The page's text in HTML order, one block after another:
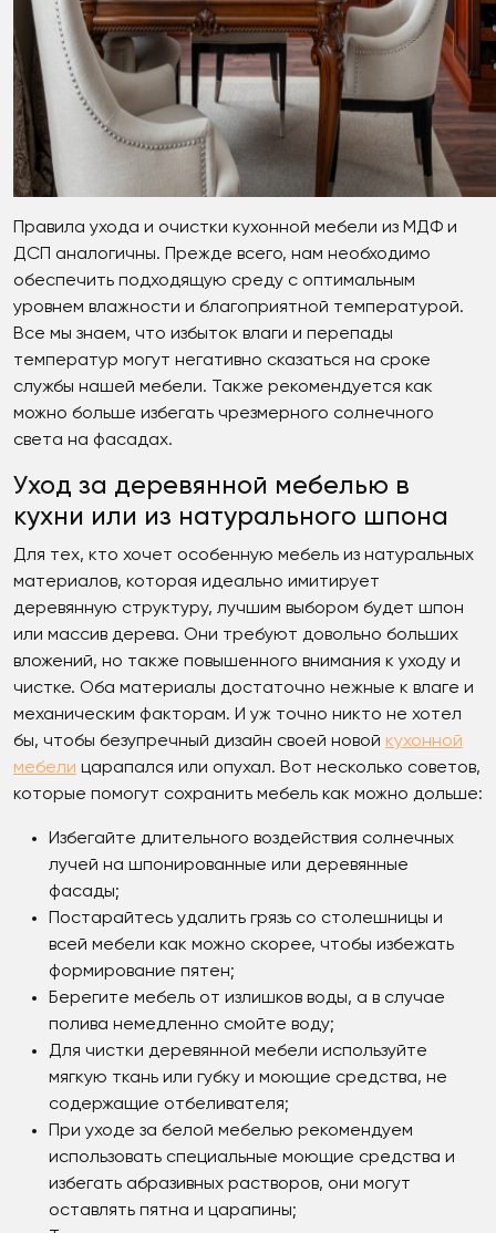
Правила ухода и очистки кухонной мебели из МДФ и
ДСП аналогичны. Прежде всего, нам необходимо
обеспечить подходящую среду с оптимальным
уровнем влажности и благоприятной температурой.
Все мы знаем, что избыток влаги и перепады
температур могут негативно сказаться на сроке
службы нашей мебели. Также рекомендуется как
можно больше избегать чрезмерного солнечного
света на фасадах.
Уход за деревянной мебелью в
кухни или из натурального шпона
Для тех, кто хочет особенную мебель из натуральных
материалов, которая идеально имитирует
деревянную структуру, лучшим выбором будет шпон
или массив дерева. Они требуют довольно больших
вложений, но также повышенного внимания к уходу и
чистке. Оба материалы достаточно нежные к влаге и
механическим факторам. И уж точно никто не хотел
бы, чтобы безупречный дизайн своей новой кухонной
мебели царапался или опухал. Вот несколько советов,
которые помогут сохранить мебель как можно дольше:
Избегайте длительного воздействия солнечных
лучей на шпонированные или деревянные
фасады;
Постарайтесь удалить грязь со столешницы и
всей мебели как можно скорее, чтобы избежать
формирование пятен;
Берегите мебель от излишков воды, а в случае
полива немедленно смойте воду;
Для чистки деревянной мебели используйте
мягкую ткань или губку и моющие средства, не
содержащие отбеливателя;
При уходе за белой мебелью рекомендуем
использовать специальные моющие средства и
избегать абразивных растворов, они могут
оставлять пятна и царапины;